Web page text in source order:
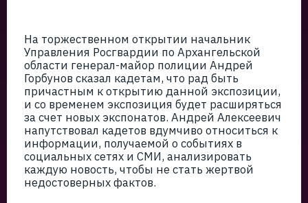
На торжественном открытии начальник
Управления Росгвардии по Архангельской
области генерал-майор полиции Андрей
Горбунов сказал кадетам, что рад быть
причастным к открытию данной экспозиции,
и со временем экспозиция будет расширяться
за счет новых экспонатов. Андрей Алексеевич
напутствовал кадетов вдумчиво относиться к
информации, получаемой о событиях в
социальных сетях и СМИ, анализировать
каждую новость, чтобы не стать жертвой
недостоверных фактов.